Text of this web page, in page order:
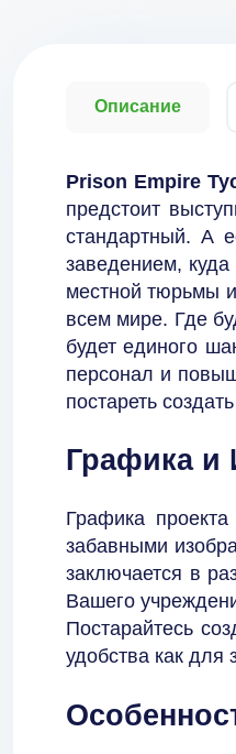
Описание
Prison Empire
предстоит
стандартный. А
заведением,
местной тюрьмы
всем мире. Где
будет единого
персонал и
постареть
Графика и
Графика
забавными
заключается в
Вашего
Постарайтесь
удобства как для